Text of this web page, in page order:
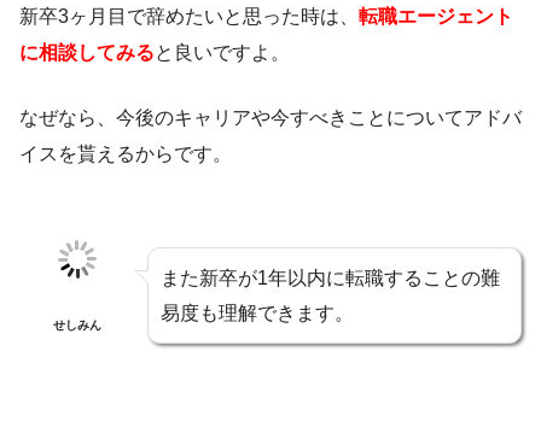
新卒3ヶ月目で辞めたいと思った時は、 転職エージェント
に相談してみると良いですよ。
なぜなら、今後のキャリアや今すべきことについてアドバ
イスを貰えるからです。
せしみん
また新卒が1年以内に転職することの難
易度も理解できます。